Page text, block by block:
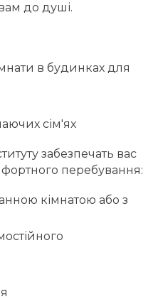
до душі.
в будинках для
сім'ях
забезпечать вас
перебування:
кімнатою або з